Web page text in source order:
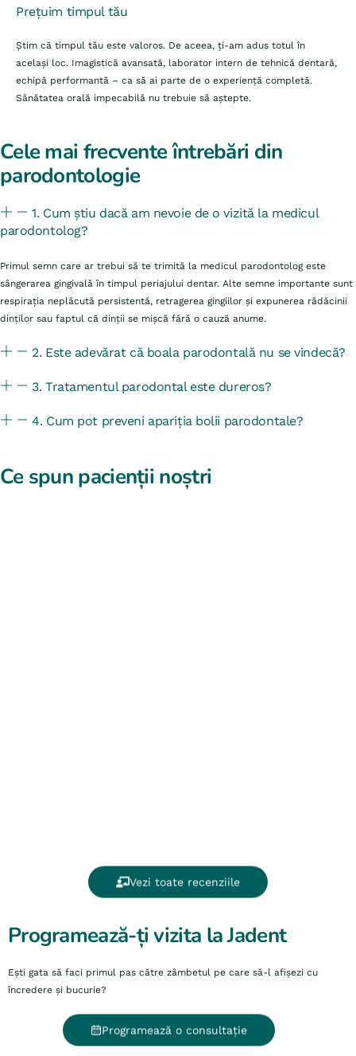
Prețuim timpul tău
Știm că timpul tău este valoros. De aceea, ți-am adus totul în
același loc. Imagistică avansată, laborator intern de tehnică dentară,
echipă performantă – ca să ai parte de o experiență completă.
Sănătatea orală impecabilă nu trebuie să aștepte.
Cele mai frecvente întrebări din
parodontologie
1. Cum știu dacă am nevoie de o vizită la medicul
parodontolog?
Primul semn care ar trebui să te trimită la medicul parodontolog este
sângerarea gingivală în timpul periajului dentar. Alte semne importante sunt
respirația neplăcută persistentă, retragerea gingiilor și expunerea rădăcinii
dinților sau faptul că dinții se mișcă fără o cauză anume.
2. Este adevărat că boala parodontală nu se vindecă?
3. Tratamentul parodontal este dureros?
4. Cum pot preveni apariția bolii parodontale?
Ce spun pacienții noștri
Vezi toate recenziile
Programează-ți vizita la Jadent
Ești gata să faci primul pas către zâmbetul pe care să-l afișezi cu
încredere și bucurie?
Programează o consultație